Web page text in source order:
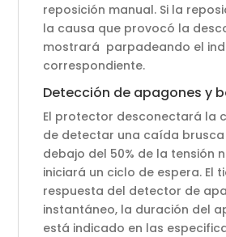
reposición manual. Si la
la causa que provocó la
mostrará parpadeando el
correspondiente.
Detección de apagones y
El protector desconectará la
de detectar una caída
debajo del 50% de la tensión
iniciará un ciclo de espera. El
respuesta del detector de
instantáneo, la duración del
está indicado en las